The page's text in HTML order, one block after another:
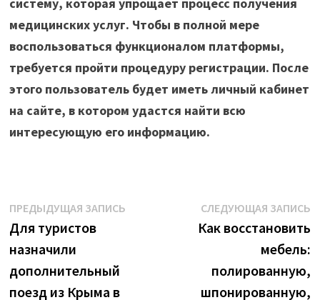
медицинских услуг. Чтобы в полной мере
воспользоваться функционалом платформы,
требуется пройти процедуру регистрации. После
этого пользователь будет иметь личный кабинет
на сайте, в котором удастся найти всю
интересующую его информацию.
Навигация
по
записям
ПРЕДЫДУЩАЯ ЗАПИСЬПредыдущая
Для туристов
назначили
дополнительный
поезд из Крыма в
СЛЕДУЮЩАЯ ЗАПИСЬ
Как восстановить
мебель:
полированную,
шпонированную,